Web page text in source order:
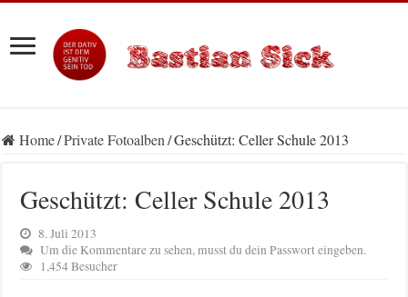
Home/Private Fotoalben/Geschützt: Celler Schule 2013
Geschützt: Celler Schule 2013
8. Juli 2013
Um die Kommentare zu sehen, musst du dein Passwort eingeben.
1,454 Besucher